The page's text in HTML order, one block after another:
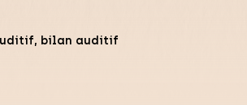
bilan auditif